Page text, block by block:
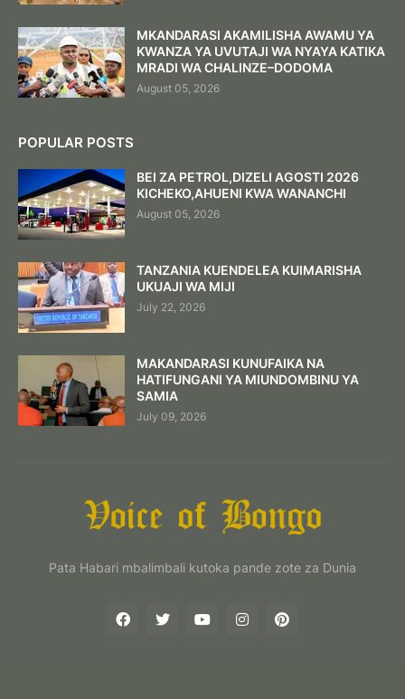
MKANDARASI AKAMILISHA AWAMU YA
KWANZA YA UVUTAJI WA NYAYA KATIKA
MRADI WA CHALINZE–DODOMA
August 05, 2026
POPULAR POSTS
BEI ZA PETROL,DIZELI AGOSTI 2026
KICHEKO,AHUENI KWA WANANCHI
August 05, 2026
TANZANIA KUENDELEA KUIMARISHA
UKUAJI WA MIJI
July 22, 2026
MAKANDARASI KUNUFAIKA NA
HATIFUNGANI YA MIUNDOMBINU YA
SAMIA
July 09, 2026
Pata Habari mbalimbali kutoka pande zote za Dunia